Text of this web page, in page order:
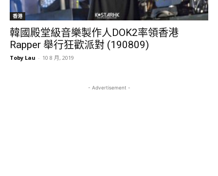
香港
韓國殿堂級音樂製作人DOK2率領香港
Rapper 舉行狂歡派對 (190809)
Toby Lau - 10 8 月, 2019
- Advertisement -